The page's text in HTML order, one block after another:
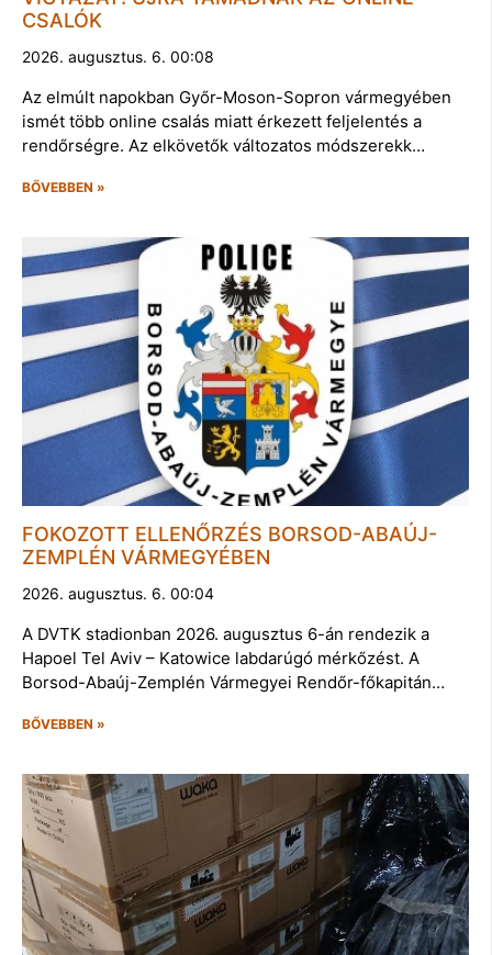
CSALÓK
2026. augusztus. 6. 00:08
Az elmúlt napokban Győr-Moson-Sopron vármegyében
ismét több online csalás miatt érkezett feljelentés a
rendőrségre. Az elkövetők változatos módszerekk…
BŐVEBBEN »
FOKOZOTT ELLENŐRZÉS BORSOD-ABAÚJ-
ZEMPLÉN VÁRMEGYÉBEN
2026. augusztus. 6. 00:04
A DVTK stadionban 2026. augusztus 6-án rendezik a
Hapoel Tel Aviv – Katowice labdarúgó mérkőzést. A
Borsod-Abaúj-Zemplén Vármegyei Rendőr-főkapitán…
BŐVEBBEN »